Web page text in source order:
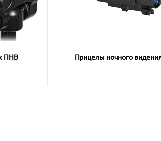
ПНВ Прицелы ночного